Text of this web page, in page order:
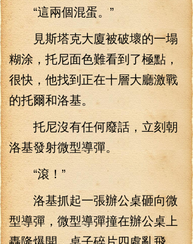
“這兩個混蛋。”
見斯塔克大廈被破壞的一塌
糊涂，托尼面色難看到了極點，
很快，他找到正在十層大廳激戰
的托爾和洛基。
托尼沒有任何廢話，立刻朝
洛基發射微型導彈。
“滾！”
洛基抓起一張辦公桌砸向微
型導彈，微型導彈撞在辦公桌上